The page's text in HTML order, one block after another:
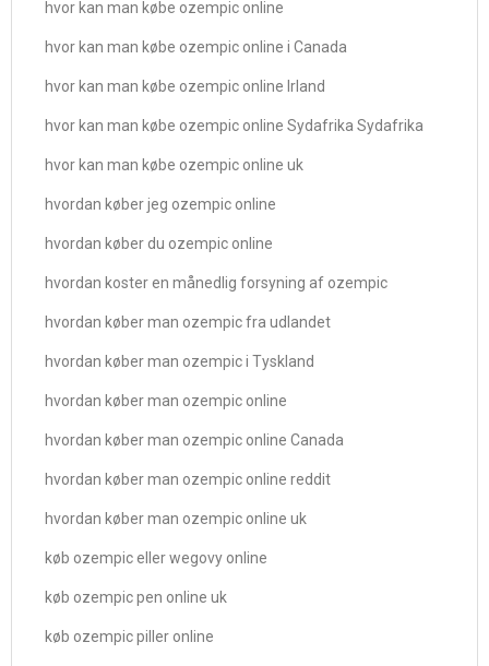
hvor kan man købe ozempic online
hvor kan man købe ozempic online i Canada
hvor kan man købe ozempic online Irland
hvor kan man købe ozempic online Sydafrika Sydafrika
hvor kan man købe ozempic online uk
hvordan køber jeg ozempic online
hvordan køber du ozempic online
hvordan koster en månedlig forsyning af ozempic
hvordan køber man ozempic fra udlandet
hvordan køber man ozempic i Tyskland
hvordan køber man ozempic online
hvordan køber man ozempic online Canada
hvordan køber man ozempic online reddit
hvordan køber man ozempic online uk
køb ozempic eller wegovy online
køb ozempic pen online uk
køb ozempic piller online